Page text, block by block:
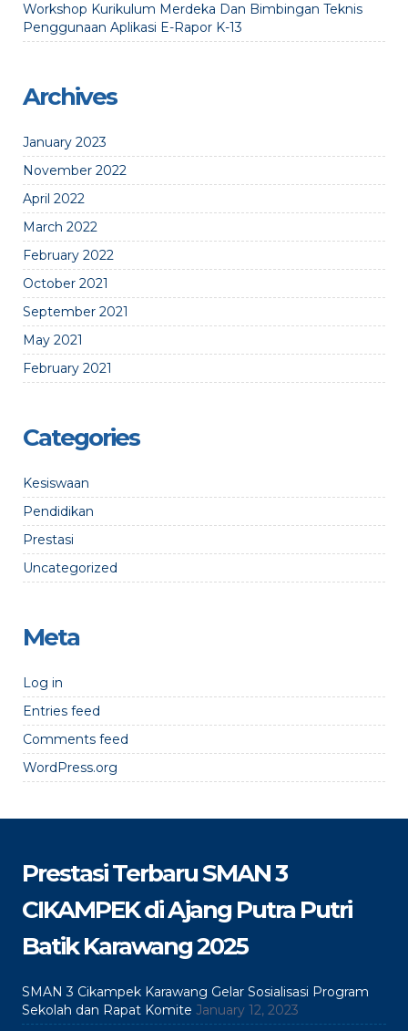
Workshop Kurikulum Merdeka Dan Bimbingan Teknis
Penggunaan Aplikasi E-Rapor K-13
Archives
January 2023
November 2022
April 2022
March 2022
February 2022
October 2021
September 2021
May 2021
February 2021
Categories
Kesiswaan
Pendidikan
Prestasi
Uncategorized
Meta
Log in
Entries feed
Comments feed
WordPress.org
Prestasi Terbaru SMAN 3
CIKAMPEK di Ajang Putra Putri
Batik Karawang 2025
SMAN 3 Cikampek Karawang Gelar Sosialisasi Program
Sekolah dan Rapat Komite January 12, 2023